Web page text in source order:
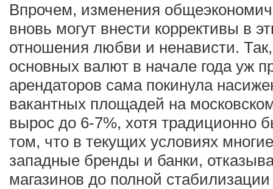
Впрочем, изменения
вновь могут внести коррективы в
отношения любви и ненависти. Так,
основных валют в начале года уж
арендаторов сама покинула
вакантных площадей на
вырос до 6-7%, хотя традиционно
том, что в текущих условиях
западные бренды и банки,
магазинов до полной